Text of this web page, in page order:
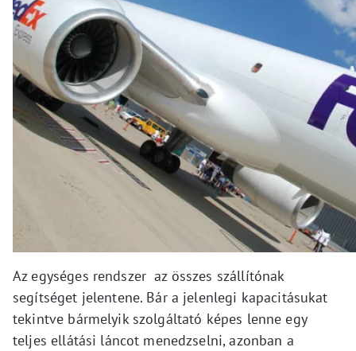
Az egységes rendszer az összes szállítónak
segítséget jelentene. Bár a jelenlegi kapacitásukat
tekintve bármelyik szolgáltató képes lenne egy
teljes ellátási láncot menedzselni, azonban a